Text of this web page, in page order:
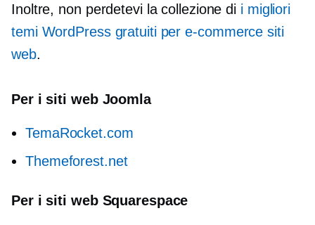
Inoltre, non perdetevi la collezione di i migliori
temi WordPress gratuiti pere-commerce siti
web.
Per i siti web Joomla
TemaRocket.com
Themeforest.net
Per i siti web Squarespace